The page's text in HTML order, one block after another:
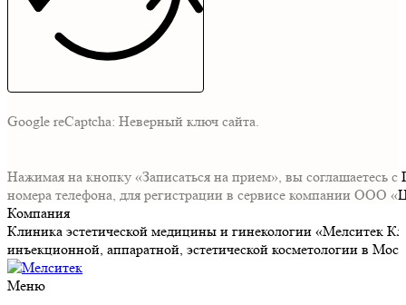
Google reCaptcha: Неверный ключ сайта.
Нажимая на кнопку «Записаться на прием», вы соглашаетесь
номера телефона, для регистрации в сервисе компании ООО
Компания
Клиника эстетической медицины и гинекологии «Мелситек
инъекционной, аппаратной, эстетической косметологии в
Меню